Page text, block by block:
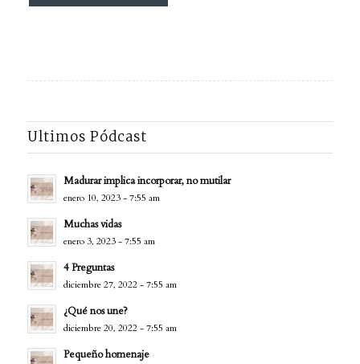
Ultimos Pódcast
Madurar implica incorporar, no mutilar
enero 10, 2023 - 7:55 am
Muchas vidas
enero 3, 2023 - 7:55 am
4 Preguntas
diciembre 27, 2022 - 7:55 am
¿Qué nos une?
diciembre 20, 2022 - 7:55 am
Pequeño homenaje